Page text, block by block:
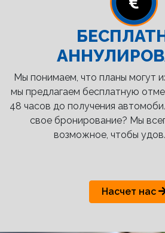
Мы понимаем, что планы могут
мы предлагаем бесплатную
48 часов до получения
свое бронирование? Мы
возможное, чтобы
Насчет нас